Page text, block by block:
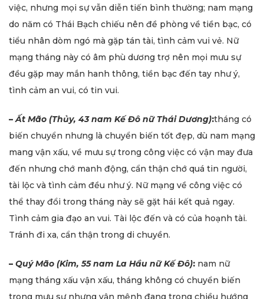
việc, nhưng mọi sự vẫn diễn tiến bình thường; nam mạng
do năm có Thái Bạch chiếu nên đề phòng về tiền bạc, có
tiểu nhân dòm ngó mà gặp tán tài, tình cảm vui vẻ. Nữ
mạng tháng này có âm phù dương trợ nên mọi mưu sự
đều gặp may mắn hanh thông, tiền bạc đến tay như ý,
tình cảm an vui, có tin vui.
–Ất Mão (Thủy, 43 nam Kế Đô nữ Thái Dương):tháng có
biến chuyển nhưng là chuyển biến tốt đẹp, dù nam mạng
mang vận xấu, về mưu sự trong công việc có vận may đưa
đến nhưng chớ manh động, cẩn thận chớ quá tin người,
tài lộc và tình cảm đều như ý. Nữ mạng về công việc có
thể thay đổi trong tháng này sẽ gặt hái kết quả ngay.
Tình cảm gia đạo an vui. Tài lộc đến và có của hoạnh tài.
Tránh đi xa, cẩn thận trong di chuyền.
– Quý Mão (Kim, 55 nam La Hầu nữ Kế Đô): nam nữ
mạng tháng xấu vận xấu, tháng không có chuyển biến
trong mưu sự nhưng vận mệnh đang trong chiều hướng